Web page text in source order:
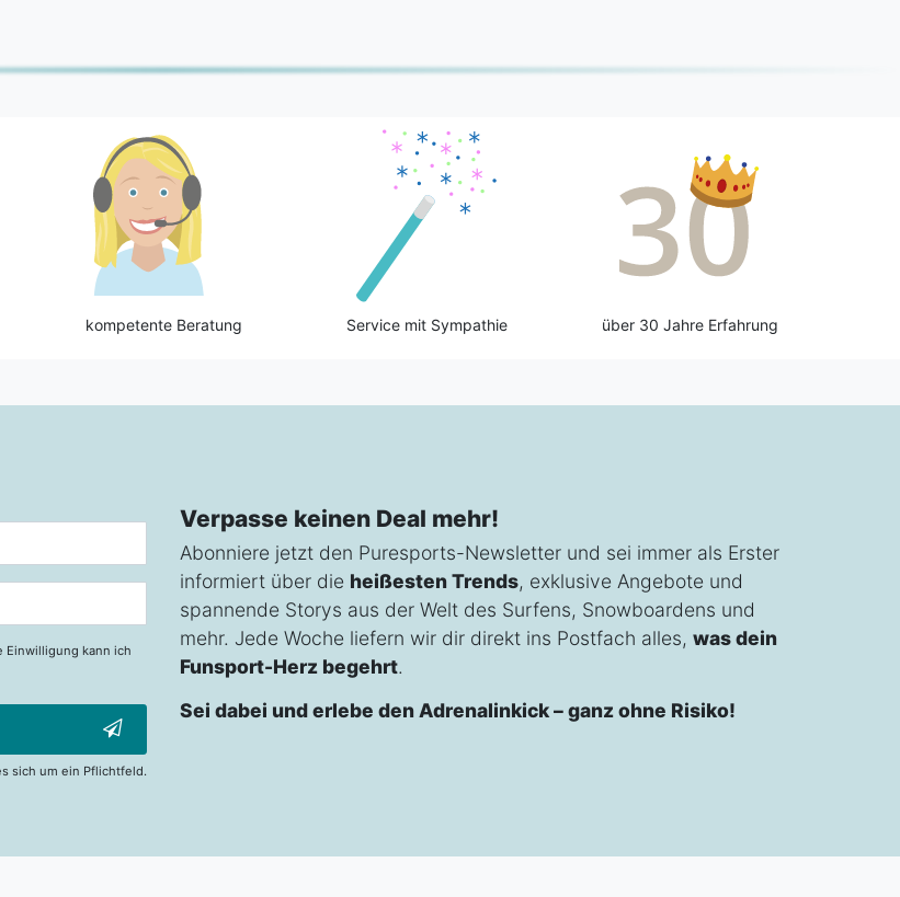
kompetente Beratung Service mit Sympathie über 30 Jahre Erfahrung
Einwilligung kann ich
sich um ein Pflichtfeld.
Verpasse keinen Deal mehr!
Abonniere jetzt den Puresports-Newsletter und sei immer als Erster
informiert über die heißesten Trends, exklusive Angebote und
spannende Storys aus der Welt des Surfens, Snowboardens und
mehr. Jede Woche liefern wir dir direkt ins Postfach alles, was dein
Funsport-Herz begehrt.
Sei dabei und erlebe den Adrenalinkick – ganz ohne Risiko!